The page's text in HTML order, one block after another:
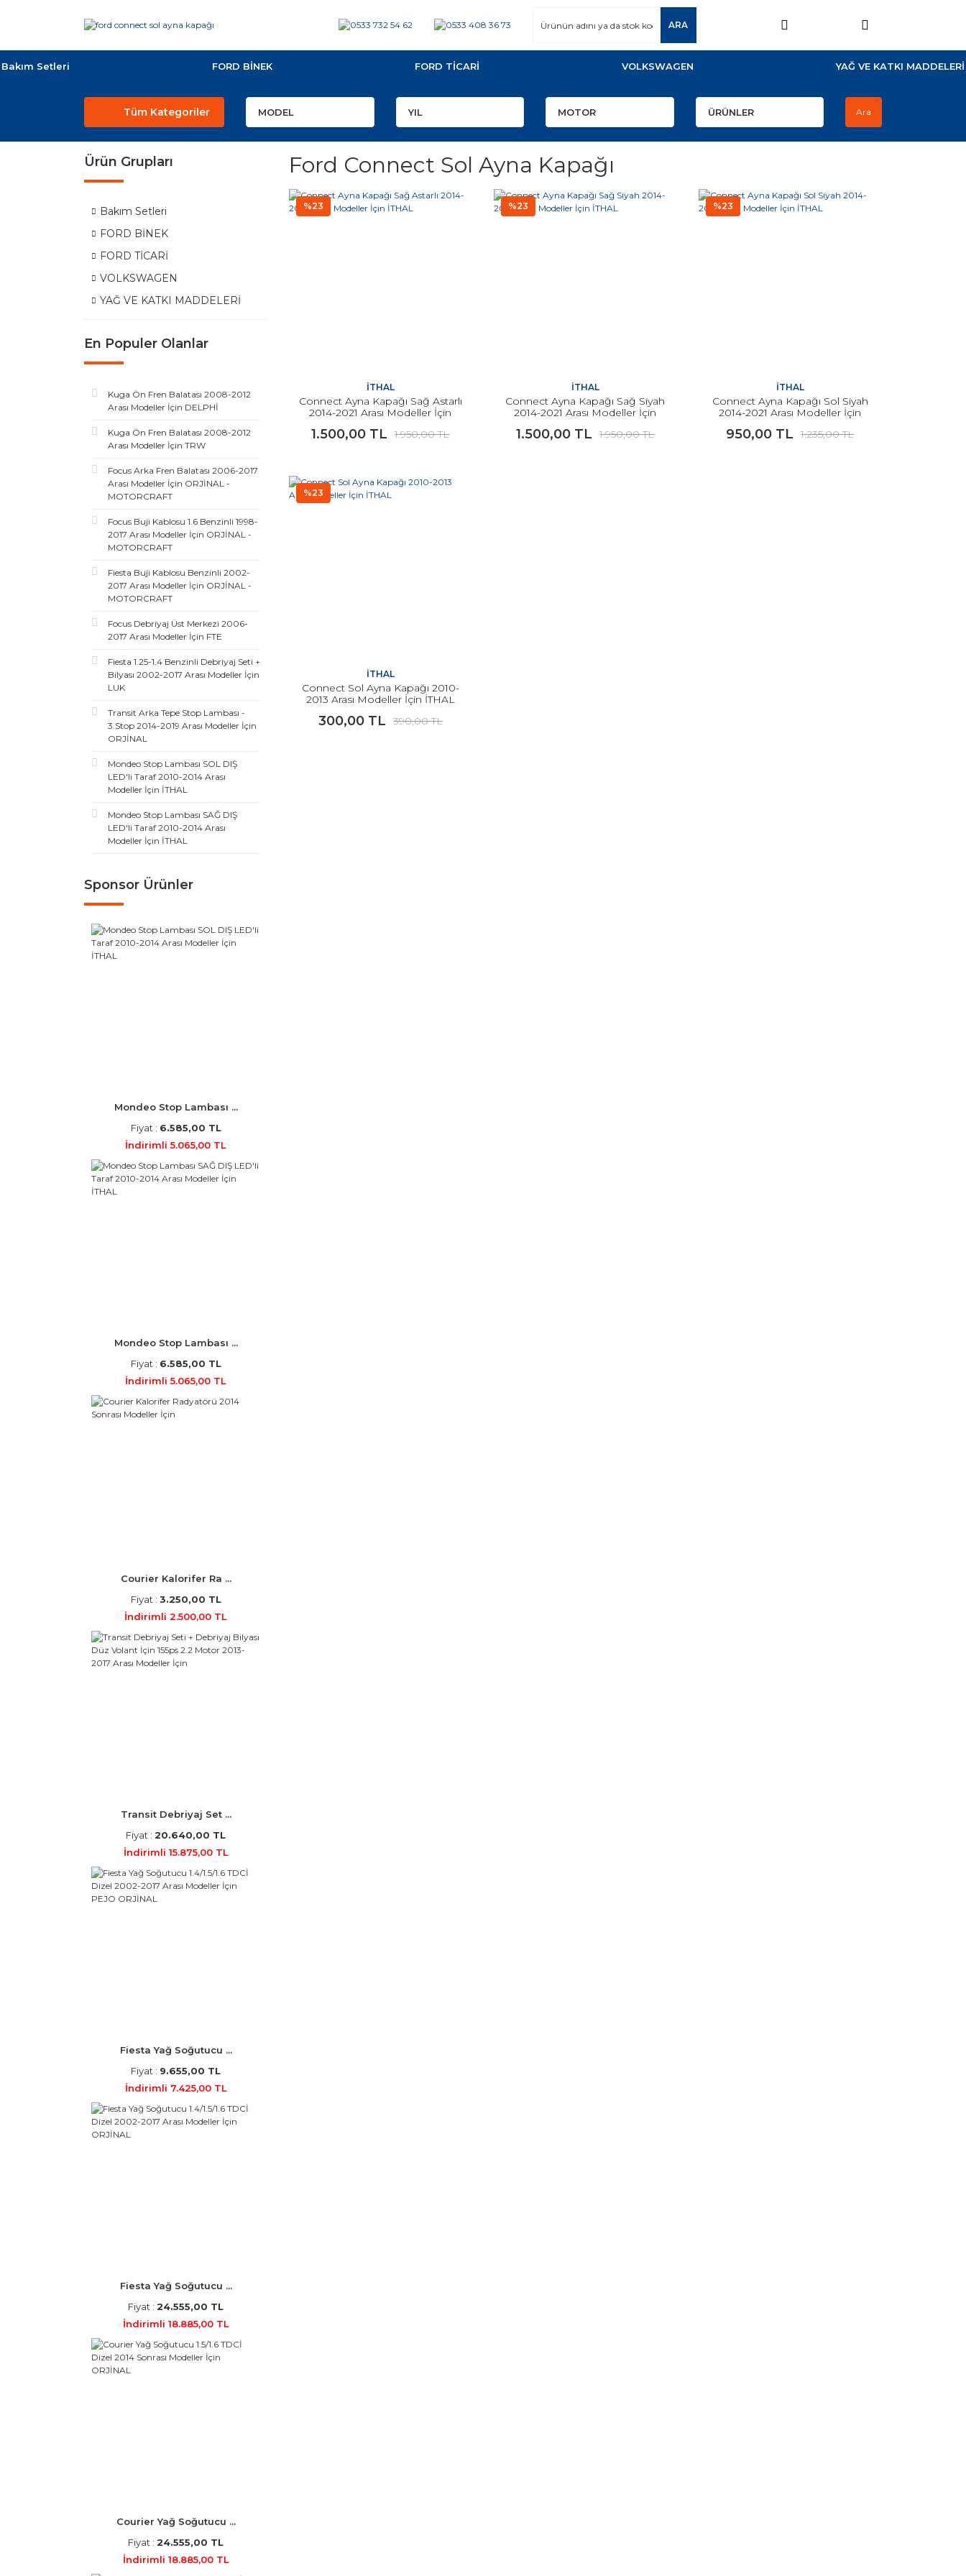
ARA
Bakım Setleri FORD BİNEK FORD TİCARİ VOLKSWAGEN YAĞ VE KATKI MADDELERİ
Tüm Kategoriler Ara
Ürün Grupları
Bakım Setleri
FORD BİNEK
FORD TİCARİ
VOLKSWAGEN
YAĞ VE KATKI MADDELERİ
En Populer Olanlar
Kuga Ön Fren Balatası 2008-2012
Arası Modeller İçin DELPHİ
Kuga Ön Fren Balatası 2008-2012
Arası Modeller İçin TRW
Focus Arka Fren Balatası 2006-2017
Arası Modeller İçin ORJİNAL -
MOTORCRAFT
Focus Buji Kablosu 1.6 Benzinli 1998-
2017 Arası Modeller İçin ORJİNAL -
MOTORCRAFT
Fiesta Buji Kablosu Benzinli 2002-
2017 Arası Modeller İçin ORJİNAL -
MOTORCRAFT
Focus Debriyaj Üst Merkezi 2006-
2017 Arası Modeller İçin FTE
Fiesta 1.25-1.4 Benzinli Debriyaj Seti +
Bilyası 2002-2017 Arası Modeller İçin
LUK
Transit Arka Tepe Stop Lambası -
3.Stop 2014-2019 Arası Modeller İçin
ORJİNAL
Mondeo Stop Lambası SOL DIŞ
LED'li Taraf 2010-2014 Arası
Modeller İçin İTHAL
Mondeo Stop Lambası SAĞ DIŞ
LED'li Taraf 2010-2014 Arası
Modeller İçin İTHAL
Sponsor Ürünler
Mondeo Stop Lambası ...
Fiyat : 6.585,00 TL
İndirimli 5.065,00 TL
Mondeo Stop Lambası ...
Fiyat : 6.585,00 TL
İndirimli 5.065,00 TL
Courier Kalorifer Ra ...
Fiyat : 3.250,00 TL
İndirimli 2.500,00 TL
Transit Debriyaj Set ...
Fiyat : 20.640,00 TL
İndirimli 15.875,00 TL
Fiesta Yağ Soğutucu ...
Fiyat : 9.655,00 TL
İndirimli 7.425,00 TL
Fiesta Yağ Soğutucu ...
Fiyat : 24.555,00 TL
İndirimli 18.885,00 TL
Courier Yağ Soğutucu ...
Fiyat : 24.555,00 TL
İndirimli 18.885,00 TL
Ford Connect Sol Ayna Kapağı
%23
İTHAL
Connect Ayna Kapağı Sağ Astarlı
2014-2021 Arası Modeller İçin
1.500,00 TL 1.950,00 TL
%23
İTHAL
Connect Ayna Kapağı Sağ Siyah
2014-2021 Arası Modeller İçin
1.500,00 TL 1.950,00 TL
%23
İTHAL
Connect Ayna Kapağı Sol Siyah
2014-2021 Arası Modeller İçin
950,00 TL 1.235,00 TL
%23
İTHAL
Connect Sol Ayna Kapağı 2010-
2013 Arası Modeller İçin İTHAL
300,00 TL 390,00 TL